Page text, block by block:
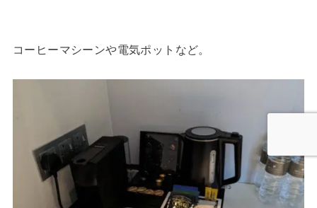
コーヒーマシーンや電気ポットなど。